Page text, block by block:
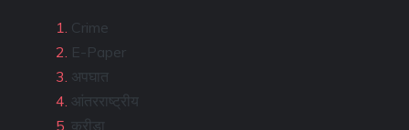
Crime
E-Paper
अपघात
आंतरराष्ट्रीय
क्रीडा